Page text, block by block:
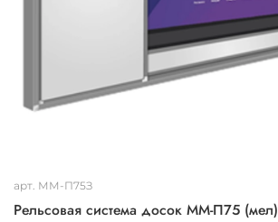
арт. ММ-П75З
Рельсовая система досок ММ-П75 (мел)